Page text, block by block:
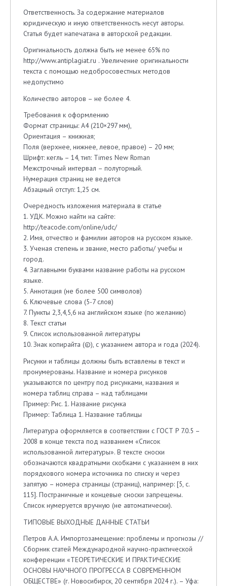
Ответственность. За содержание материалов
юридическую и иную ответственность несут авторы.
Статья будет напечатана в авторской редакции.
Оригинальность должна быть не менее 65% по
http://www.antiplagiat.ru . Увеличение оригинальности
текста с помощью недобросовестных методов
недопустимо
Количество авторов – не более 4.
Требования к оформлению
Формат страницы: А4 (210×297 мм),
Ориентация – книжная;
Поля (верхнее, нижнее, левое, правое) – 20 мм;
Шрифт: кегль – 14, тип: Times New Roman
Межстрочный интервал – полуторный.
Нумерация страниц не ведется
Абзацный отступ: 1,25 см.
Очередность изложения материала в статье
1. УДК. Можно найти на сайте:
http://teacode.com/online/udc/
2. Имя, отчество и фамилии авторов на русском языке.
3. Ученая степень и звание, место работы/ учебы и
город.
4. Заглавными буквами название работы на русском
языке.
5. Аннотация (не более 500 символов)
6. Ключевые слова (5-7 слов)
7. Пункты 2,3,4,5,6 на английском языке (по желанию)
8. Текст статьи
9. Список использованной литературы
10. Знак копирайта (©), с указанием автора и года (2024).
Рисунки и таблицы должны быть вставлены в текст и
пронумерованы. Название и номера рисунков
указываются по центру под рисунками, названия и
номера таблиц справа – над таблицами
Пример: Рис. 1. Название рисунка
Пример: Таблица 1. Название таблицы
Литература оформляется в соответствии с ГОСТ Р 7.0.5 –
2008 в конце текста под названием «Список
использованной литературы». В тексте сноски
обозначаются квадратными скобками с указанием в них
порядкового номера источника по списку и через
запятую – номера страницы (страниц), например: [5, с.
115]. Постраничные и концевые сноски запрещены.
Список нумеруется вручную (не автоматически).
ТИПОВЫЕ ВЫХОДНЫЕ ДАННЫЕ СТАТЬИ
Петров А.А. Импортозамещение: проблемы и прогнозы //
Сборник статей Международной научно-практической
конференции «ТЕОРЕТИЧЕСКИЕ И ПРАКТИЧЕСКИЕ
ОСНОВЫ НАУЧНОГО ПРОГРЕССА В СОВРЕМЕННОМ
ОБЩЕСТВЕ» (г. Новосибирск, 20 сентября 2024 г.). – Уфа: